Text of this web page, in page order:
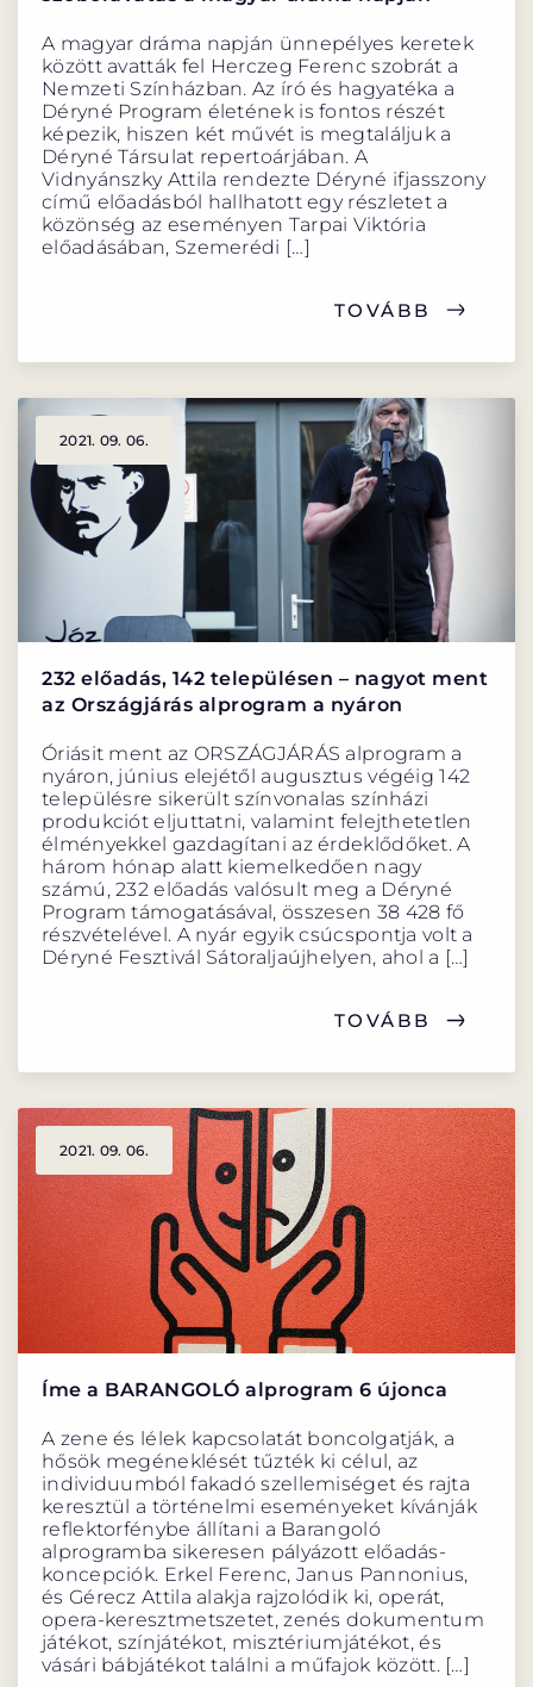
A magyar dráma napján ünnepélyes keretek
között avatták fel Herczeg Ferenc szobrát a
Nemzeti Színházban. Az író és hagyatéka a
Déryné Program életének is fontos részét
képezik, hiszen két művét is megtaláljuk a
Déryné Társulat repertoárjában. A
Vidnyánszky Attila rendezte Déryné ifjasszony
című előadásból hallhatott egy részletet a
közönség az eseményen Tarpai Viktória
előadásában, Szemerédi […]
TOVÁBB
2021. 09. 06.
232 előadás, 142 településen – nagyot ment
az Országjárás alprogram a nyáron
Óriásit ment az ORSZÁGJÁRÁS alprogram a
nyáron, június elejétől augusztus végéig 142
településre sikerült színvonalas színházi
produkciót eljuttatni, valamint felejthetetlen
élményekkel gazdagítani az érdeklődőket. A
három hónap alatt kiemelkedően nagy
számú, 232 előadás valósult meg a Déryné
Program támogatásával, összesen 38 428 fő
részvételével. A nyár egyik csúcspontja volt a
Déryné Fesztivál Sátoraljaújhelyen, ahol a […]
TOVÁBB
2021. 09. 06.
Íme a BARANGOLÓ alprogram 6 újonca
A zene és lélek kapcsolatát boncolgatják, a
hősök megéneklését tűzték ki célul, az
individuumból fakadó szellemiséget és rajta
keresztül a történelmi eseményeket kívánják
reflektorfénybe állítani a Barangoló
alprogramba sikeresen pályázott előadás-
koncepciók. Erkel Ferenc, Janus Pannonius,
és Gérecz Attila alakja rajzolódik ki, operát,
opera-keresztmetszetet, zenés dokumentum
játékot, színjátékot, misztériumjátékot, és
vásári bábjátékot találni a műfajok között. […]